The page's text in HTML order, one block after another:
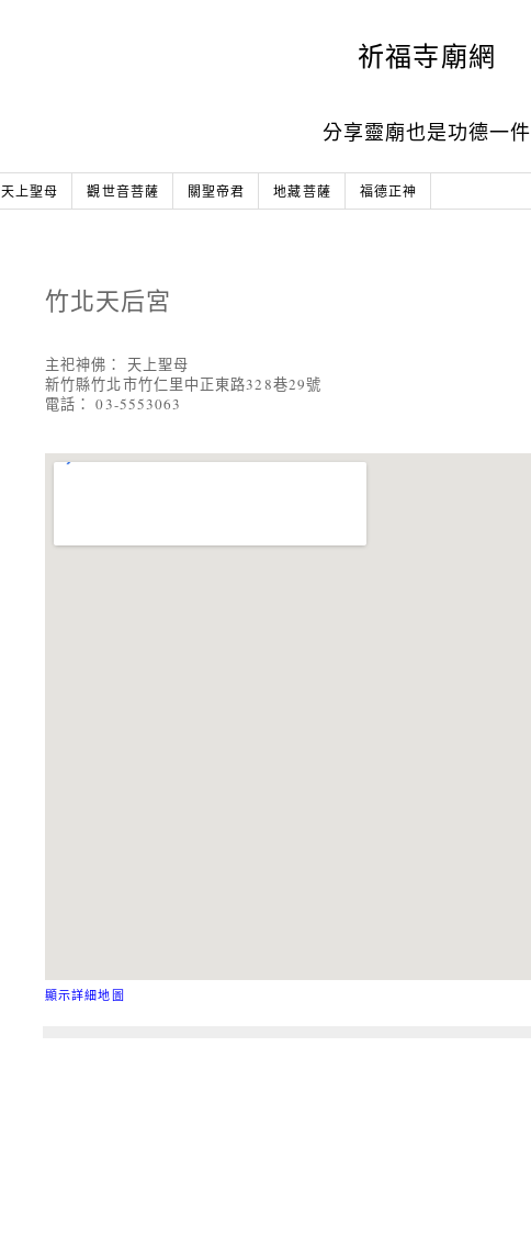
祈福寺廟網
分享靈廟也是功德一件
天上聖母 觀世音菩薩 關聖帝君 地藏菩薩 福德正神
竹北天后宮
主祀神佛： 天上聖母
新竹縣竹北市竹仁里中正東路328巷29號
電話： 03-5553063
顯示詳細地圖